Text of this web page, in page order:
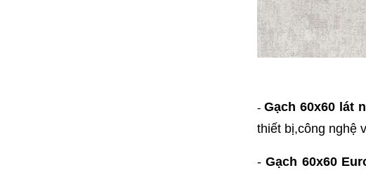
-Gạch 60x60 lát
thiết bị,công nghệ
-Gạch 60x60